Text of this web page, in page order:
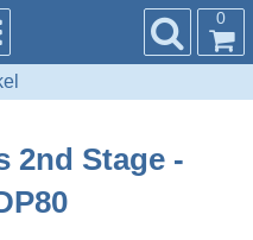
0
2nd Stage -